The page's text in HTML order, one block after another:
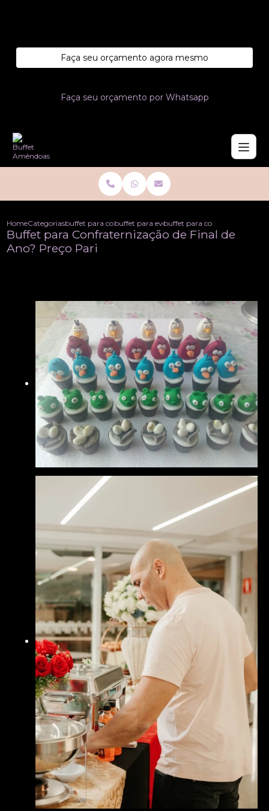
Faça seu orçamento agora mesmo
Faça seu orçamento por Whatsapp
HomeCategoriasbuffet para confraternizacoes
buffet para eventos de confraternizacao
buffet para confraternizacao
Buffet para Confraternização de Final de
Ano? Preço Pari